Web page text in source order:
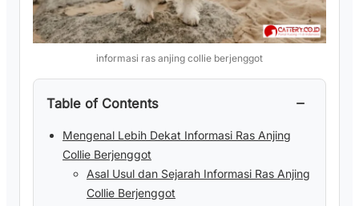
informasi ras anjing collie berjenggot
Table of Contents −
Mengenal Lebih Dekat Informasi Ras Anjing
Collie Berjenggot
Asal Usul dan Sejarah Informasi Ras Anjing
Collie Berjenggot